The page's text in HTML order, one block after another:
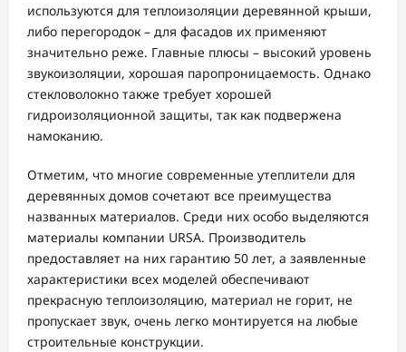
используются для теплоизоляции деревянной крыши,
либо перегородок – для фасадов их применяют
значительно реже. Главные плюсы – высокий уровень
звукоизоляции, хорошая паропроницаемость. Однако
стекловолокно также требует хорошей
гидроизоляционной защиты, так как подвержена
намоканию.
Отметим, что многие современные утеплители для
деревянных домов сочетают все преимущества
названных материалов. Среди них особо выделяются
материалы компании URSA. Производитель
предоставляет на них гарантию 50 лет, а заявленные
характеристики всех моделей обеспечивают
прекрасную теплоизоляцию, материал не горит, не
пропускает звук, очень легко монтируется на любые
строительные конструкции.